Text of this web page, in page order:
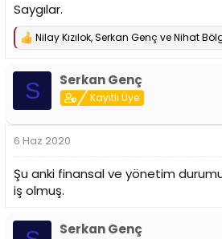
Saygılar.
T
p
l
Nilay Kızılok,Serkan Genç veNihat
S Serkan Genç
Kayıtlı Üye
6 Haz 2020
Şu anki finansal ve yönetim
iş olmuş.
Serkan Genç